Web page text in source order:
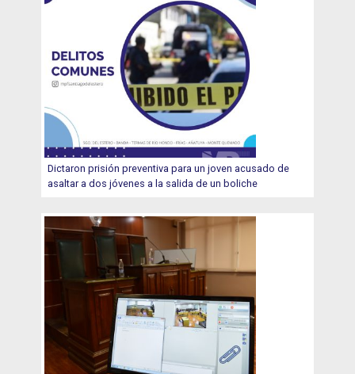
Dictaron prisión preventiva para un joven acusado de
asaltar a dos jóvenes a la salida de un boliche